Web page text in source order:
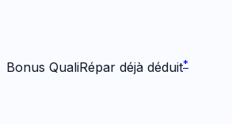
Bonus QualiRépar déjà déduit*